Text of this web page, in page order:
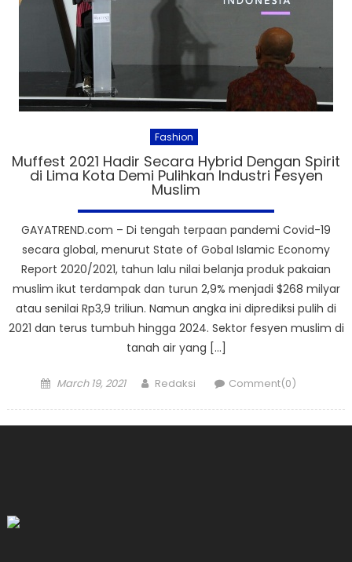
Fashion
Muffest 2021 Hadir Secara Hybrid Dengan Spirit
di Lima Kota Demi Pulihkan Industri Fesyen
Muslim
GAYATREND.com – Di tengah terpaan pandemi Covid-19
secara global, menurut State of Gobal Islamic Economy
Report 2020/2021, tahun lalu nilai belanja produk pakaian
muslim ikut terdampak dan turun 2,9% menjadi $268 milyar
atau senilai Rp3,9 triliun. Namun angka ini diprediksi pulih di
2021 dan terus tumbuh hingga 2024. Sektor fesyen muslim di
tanah air yang […]
Posted
March 19, 2021 Author
Redaksi Comment(0)